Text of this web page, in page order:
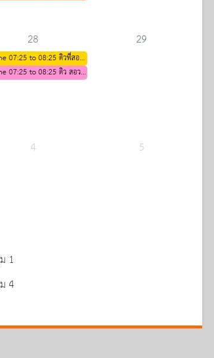
28
07:25 to 08:25 ติวพี่สอน
าชีววิทยา ปีการศึกษา 2569
07:25 to 08:25 ติว สอวน
29
4 5
1
4